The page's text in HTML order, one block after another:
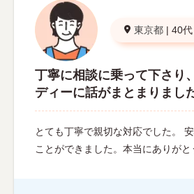
東京都 | 40代
丁寧に相談に乗って下さり
ディーに話がまとまりまし
とても丁寧で親切な対応でした。
ことができました。本当にありがと